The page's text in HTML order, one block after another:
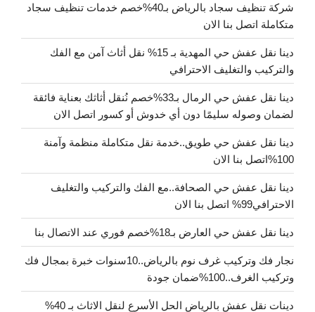
شركة تنظيف سجاد بالرياض بـ40%خصم خدمات تنظيف سجاد
متكاملة اتصل بنا الان
دينا نقل عفش حي المهدية بـ 15% نقل أثاث آمن مع الفك
والتركيب والتغليف الاحترافي
دينا نقل عفش حي الرمال بـ33%خصم نُنقل أثاثك بعناية فائقة
لضمان وصوله سليمًا دون أي خدوش أو كسور اتصل الان
دينا نقل عفش حي طويق..خدمة نقل متكاملة منظمة وآمنة
100%اتصل بنا الان
دينا نقل عفش حي الصحافة..مع الفك والتركيب والتغليف
الاحترافي99% اتصل بنا الان
دينا نقل عفش حي العارض بـ18%خصم فوري عند الاتصال بنا
نجار فك وتركيب غرف نوم بالرياض..10سنوات خبرة بمجال فك
وتركيب الغرف..100%ضمان جودة
دينات نقل عفش بالرياض الحل الأسرع لنقل الاثاث بـ 40%